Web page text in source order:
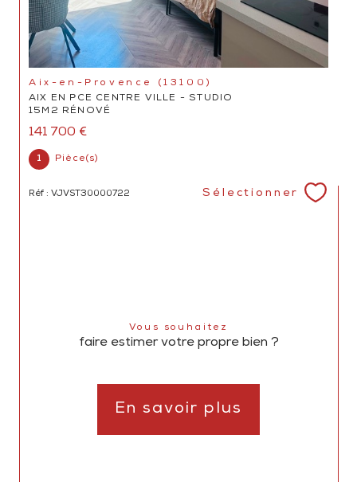
Aix-en-Provence (13100)
AIX EN PCE CENTRE VILLE - STUDIO
15M2 RÉNOVÉ
141 700 €
1 Pièce(s)
Réf : VJVST30000722 Sélectionner
Vous souhaitez
faire estimer votre propre bien ?
En savoir plus